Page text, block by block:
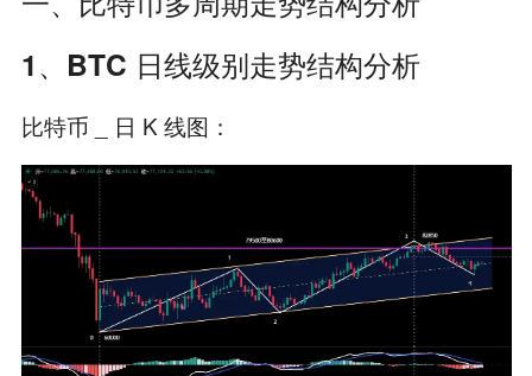
1、BTC 日线级别走势结构分析
比特币 _ 日 K 线图：